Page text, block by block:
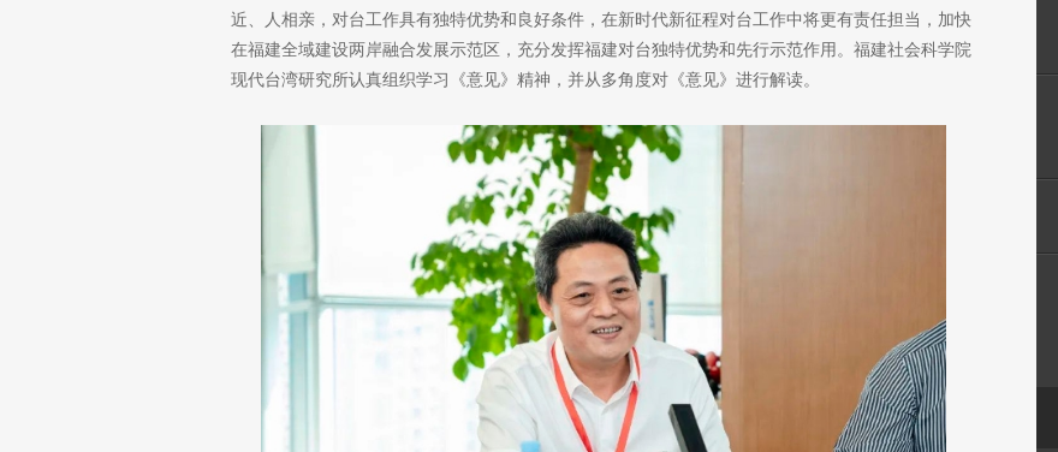
近、人相亲，对台工作具有独特优势和良好条件，在新时代新征程对台工作中将更有责任担当，加快
在福建全域建设两岸融合发展示范区，充分发挥福建对台独特优势和先行示范作用。福建社会科学院
现代台湾研究所认真组织学习《意见》精神，并从多角度对《意见》进行解读。